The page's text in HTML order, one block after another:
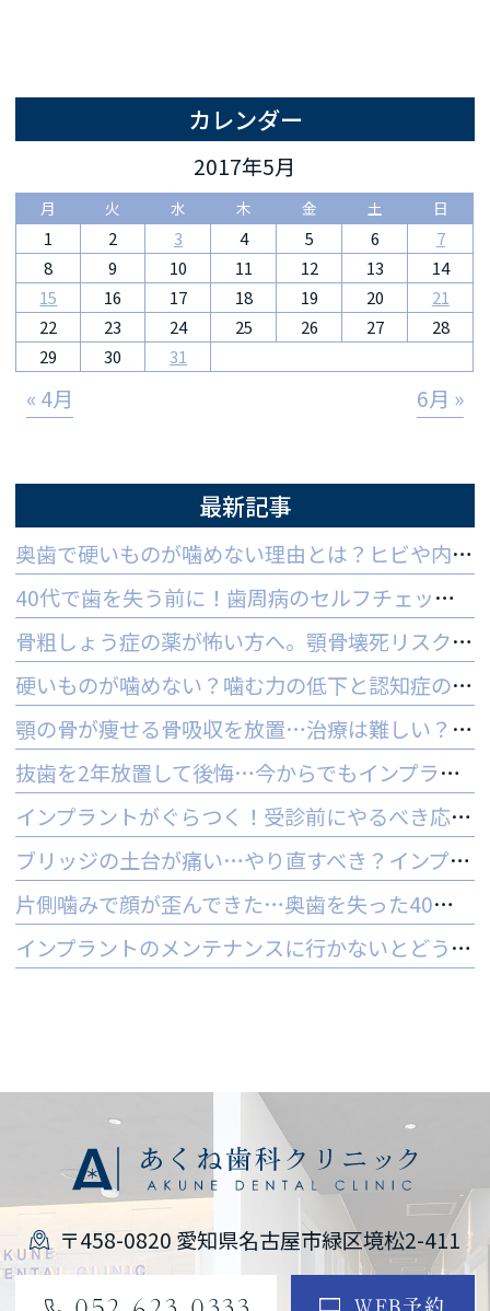
カレンダー
2017年5月
月 火 水 木 金 土 日
1 2 3 4 5 6
7
8
9 10 11 12 13
14
15
16 17 18 19 20
21
22
23 24 25 26 27
28
29
30 31
« 4月 6月 »
最新記事
奥歯で硬いものが噛めない理由とは？ヒビや内部炎症の疑いと対策
40代で歯を失う前に！歯周病のセルフチェックと守る予防法
骨粗しょう症の薬が怖い方へ。顎骨壊死リスクを防ぐ3つの対策
硬いものが噛めない？噛む力の低下と認知症の関係と受診の目安
顎の骨が痩せる骨吸収を放置…治療は難しい？手遅れを防ぐ3つの対策
抜歯を2年放置して後悔…今からでもインプラントはできる？
インプラントがぐらつく！受診前にやるべき応急処置とNG行動一覧
ブリッジの土台が痛い…やり直すべき？インプラントとの判断基準を解説
片側噛みで顔が歪んできた…奥歯を失った40代女性のインプラントという選択肢
インプラントのメンテナンスに行かないとどうなる？ 他院でやってもいいの？
〒458-0820 愛知県名古屋市緑区境松2-411
WEB予約